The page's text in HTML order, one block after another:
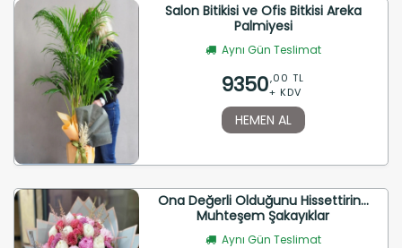
Salon Bitikisi ve Ofis Bitkisi Areka
Palmiyesi
Aynı Gün Teslimat
9350,00 TL
+ KDV
HEMEN AL
Ona Değerli Olduğunu Hissettirin...
Muhteşem Şakayıklar
Aynı Gün Teslimat